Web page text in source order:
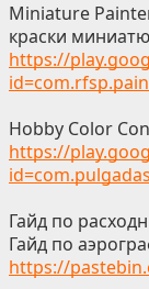
Miniature
краски
https://
Hobby Color
https://
Гайд по
Гайд по
https://